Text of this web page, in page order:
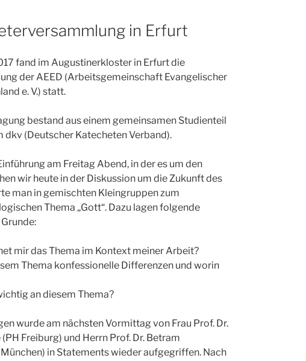
in Erfurt
fand im Augustinerkloster in Erfurt die
der AEED (Arbeitsgemeinschaft Evangelischer
e. V.) statt.
bestand aus einem gemeinsamen Studienteil
dkv (Deutscher Katecheten Verband).
am Freitag Abend, in der es um den
wir heute in der Diskussion um die Zukunft des
man in gemischten Kleingruppen zum
Thema „Gott“. Dazu lagen folgende
mir das Thema im Kontext meiner Arbeit?
Thema konfessionelle Differenzen und worin
an diesem Thema?
wurde am nächsten Vormittag von Frau Prof. Dr.
Freiburg) und Herrn Prof. Dr. Betram
in Statements wieder aufgegriffen. Nach